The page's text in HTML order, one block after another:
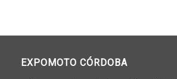
EXPOMOTO CÓRDOBA